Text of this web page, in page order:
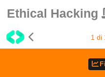
Ethical Hacking
1 di